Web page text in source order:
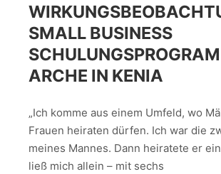
SMALL BUSINESS
ARCHE IN KENIA
„Ich komme aus einem Umfeld, wo
Frauen heiraten dürfen. Ich war die
meines Mannes. Dann heiratete er
ließ mich allein – mit sechs